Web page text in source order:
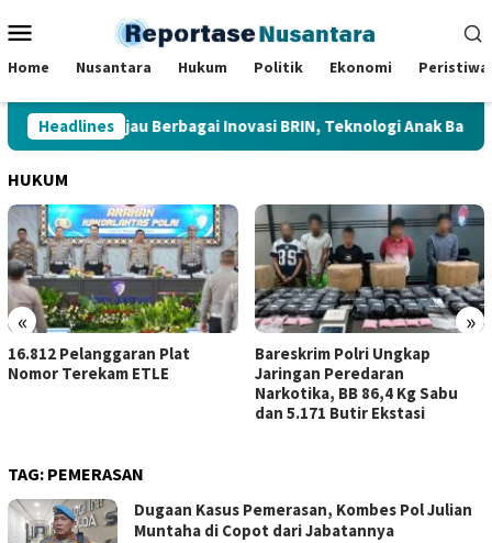
ke
Mobile
Home Nusantara Hukum Politik Ekonomi Peristiwa
Headlines
Presiden Tinjau Berbagai Inovasi BRIN, Teknologi Anak Bangsa
HUKUM
« »
Bareskrim Polri Ungkap
Jaringan Peredaran
Kerja Sama dengan SKK Migas
Sumbagsel, Kejati Jambi
Perkuat Kepastian Hukum
TAG: PEMERASAN
Dugaan Kasus Pemerasan, Kombes Pol Julian
Muntaha di Copot dari Jabatannya